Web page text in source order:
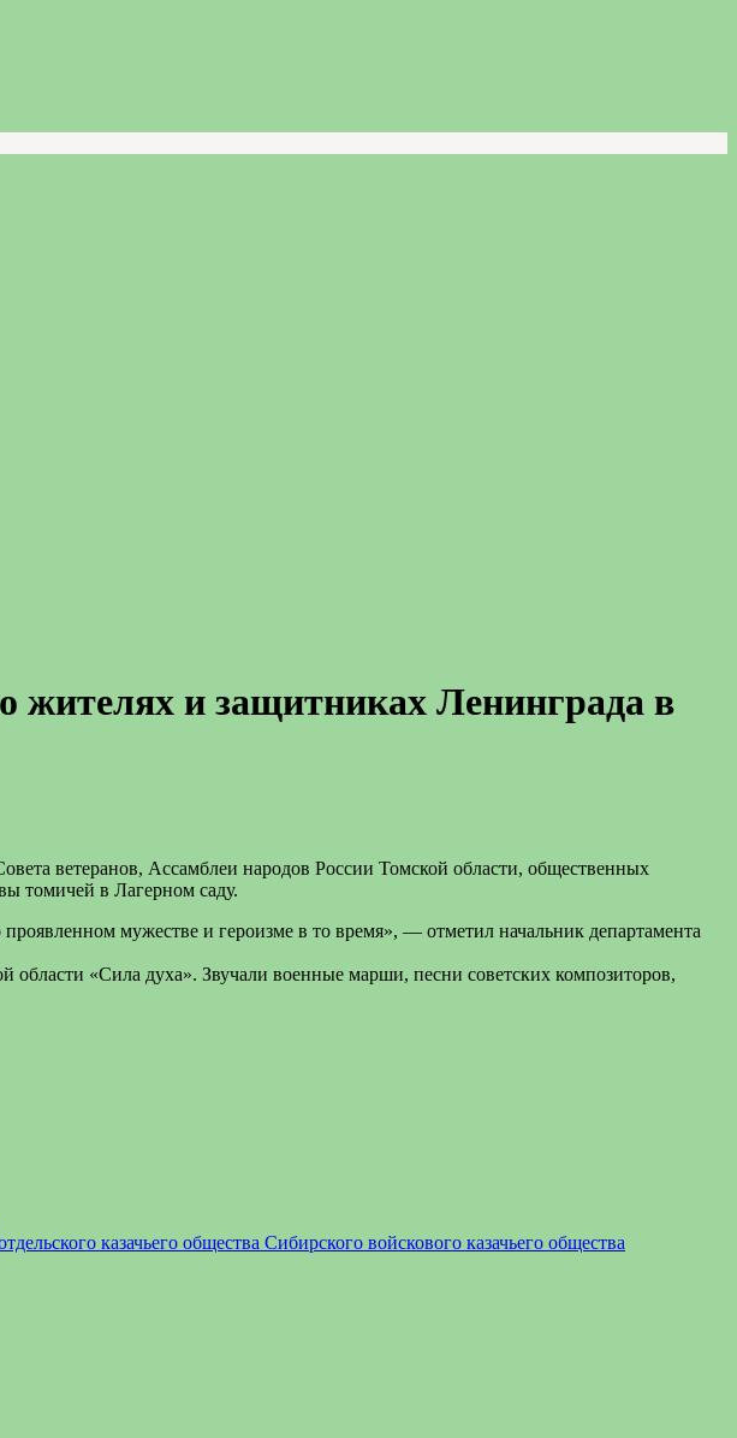
жителях и защитниках Ленинграда в
ветеранов, Ассамблеи народов России Томской области, общественных
томичей в Лагерном саду.
мужестве и героизме в то время», — отметил начальник департамента
области «Сила духа». Звучали военные марши, песни советских композиторов,
казачьего общества Сибирского войскового казачьего общества